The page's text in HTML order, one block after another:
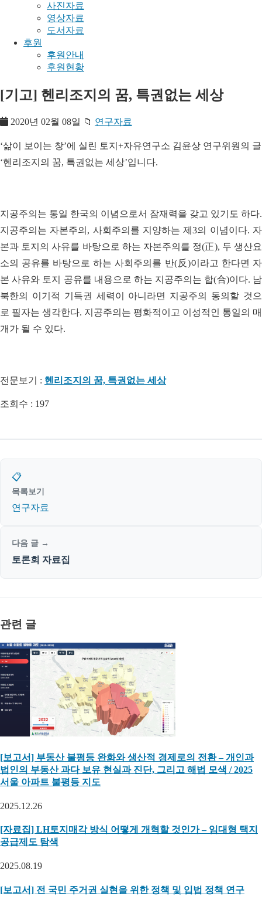
사진자료
영상자료
도서자료
후원
후원안내
후원현황
[기고] 헨리조지의 꿈, 특권없는 세상
2020년 02월 08일 📁 연구자료
‘삶이 보이는 창’에 실린 토지+자유연구소 김윤상 연구위원의 글
‘헨리조지의 꿈, 특권없는 세상’입니다.
지공주의는 통일 한국의 이념으로서 잠재력을 갖고 있기도 하다.
지공주의 는 자본주의, 사회주의를 지양하는 제3의 이념이다. 자
본과 토지의 사유를 바탕으로 하는 자본주의를 정(正), 두 생산요
소의 공유를 바탕으로 하는 사회주의를 반(反)이라고 한다면 자
본 사유와 토지 공유를 내용으로 하는 지공주의는 합(合)이다. 남
북한의 이기적 기득권 세력이 아니라면 지공주의 동의할 것으
로 필자는 생각한다. 지공주의는 평화적이고 이성적인 통일의 매
개가 될 수 있다.
전문보기 : 헨리조지의 꿈, 특권없는 세상
조회수 : 197
📋
목록보기
연구자료
다음 글 →
토론회 자료집
관련 글
[보고서] 부동산 불평등 완화와 생산적 경제로의 전환 – 개인과
법인의 부동산 과다 보유 현실과 진단, 그리고 해법 모색 / 2025
서울 아파트 불평등 지도
2025.12.26
[자료집] LH토지매각 방식 어떻게 개혁할 것인가 – 임대형 택지
공급제도 탐색
2025.08.19
[보고서] 전 국민 주거권 실현을 위한 정책 및 입법 정책 연구